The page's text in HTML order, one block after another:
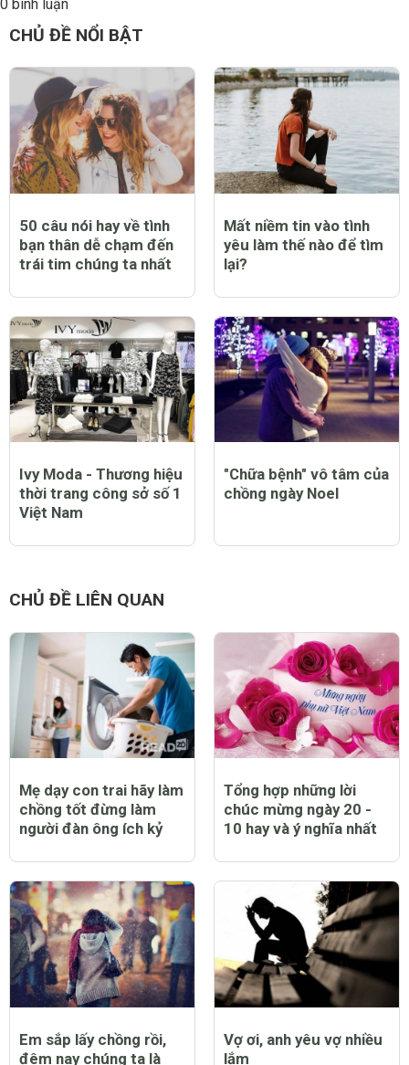
0 bình luận
CHỦ ĐỀ NỔI BẬT
50 câu nói hay về tình
bạn thân dễ chạm đến
trái tim chúng ta nhất
Mất niềm tin vào tình
yêu làm thế nào để tìm
lại?
Ivy Moda - Thương hiệu
thời trang công sở số 1
Việt Nam
chồng ngày Noel
CHỦ ĐỀ LIÊN QUAN
Mẹ dạy con trai hãy làm
chồng tốt đừng làm
người đàn ông ích kỷ
Tổng hợp những lời
chúc mừng ngày 20 -
10 hay và ý nghĩa nhất